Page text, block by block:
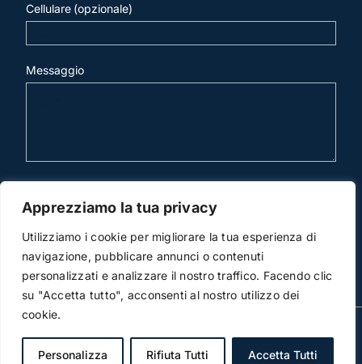
Apprezziamo la tua privacy
Utilizziamo i cookie per migliorare la tua esperienza di
navigazione, pubblicare annunci o contenuti
personalizzati e analizzare il nostro traffico. Facendo clic
su "Accetta tutto", acconsenti al nostro utilizzo dei
cookie.
Personalizza Rifiuta Tutti Accetta Tutti
Cellulare (opzionale)
Messaggio
© Copyright 2012 -2018 | Studio Legale Scicchitano | All
Rights Reserved | Powered by
3DWorks